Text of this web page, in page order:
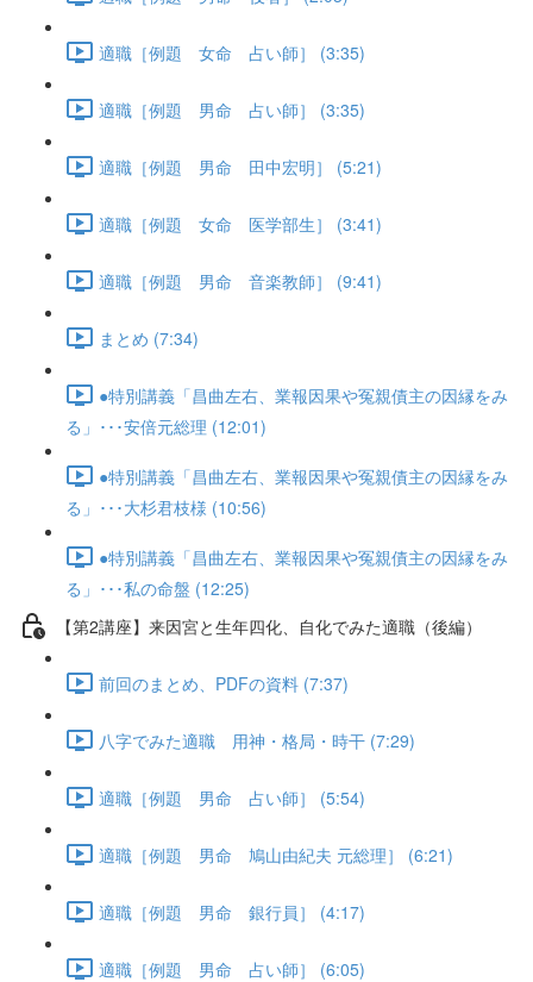
適職［例題 女命 占い師］ (3:35)
適職［例題 男命 占い師］ (3:35)
適職［例題 男命 田中宏明］ (5:21)
適職［例題 女命 医学部生］ (3:41)
適職［例題 男命 音楽教師］ (9:41)
まとめ (7:34)
●特別講義「昌曲左右、業報因果や冤親債主の因縁をみ
る」･･･安倍元総理 (12:01)
●特別講義「昌曲左右、業報因果や冤親債主の因縁をみ
る」･･･大杉君枝様 (10:56)
●特別講義「昌曲左右、業報因果や冤親債主の因縁をみ
る」･･･私の命盤 (12:25)
【第2講座】来因宮と生年四化、自化でみた適職（後編）
前回のまとめ、PDFの資料 (7:37)
八字でみた適職 用神・格局・時干 (7:29)
適職［例題 男命 占い師］ (5:54)
適職［例題 男命 鳩山由紀夫 元総理］ (6:21)
適職［例題 男命 銀行員］ (4:17)
適職［例題 男命 占い師］ (6:05)